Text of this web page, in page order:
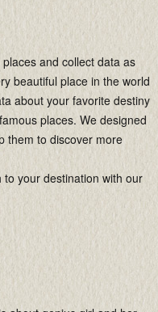
and collect data as
beautiful place in the world
about your favorite destiny
places. We designed
them to discover more
your destination with our